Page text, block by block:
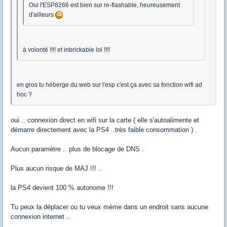
Oui l'ESP8266 est bien sur re-flashable, heureusement
d'ailleurs
à volonté !!!! et inbrickable lol !!!!
en gros tu héberge du web sur l'esp c'est ça avec sa fonction wifi ad
hoc ?
oui .. connexion direct en wifi sur la carte ( elle s'autoalimente et
démarre directement avec la PS4 ..très faible consommation ) .
Aucun paramètre .. plus de blocage de DNS .
Plus aucun risque de MAJ !!! ..
la PS4 devient 100 % autonome !!!
Tu peux la déplacer ou tu veux mème dans un endroit sans aucune
connexion internet ..